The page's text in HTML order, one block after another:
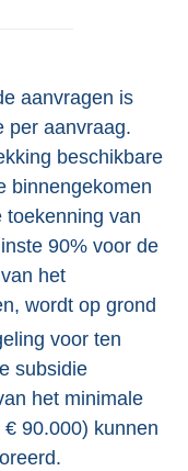
aanvragen is
per aanvraag.
beschikbare
binnengekomen
toekenning van
90% voor de
het
wordt op grond
voor ten
subsidie
het minimale
90.000) kunnen